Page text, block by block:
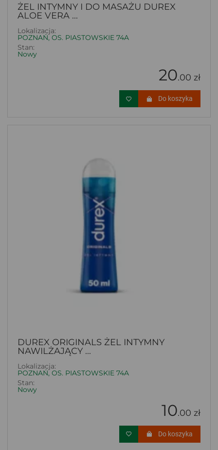
ŻEL INTYMNY I DO MASAŻU DUREX
ALOE VERA ...
Lokalizacja:
POZNAŃ, OS. PIASTOWSKIE 74A
Stan:
Nowy
20.00 zł
Do koszyka
DUREX ORIGINALS ŻEL INTYMNY
NAWILŻAJĄCY ...
Lokalizacja:
POZNAŃ, OS. PIASTOWSKIE 74A
Stan:
Nowy
10.00 zł
Do koszyka